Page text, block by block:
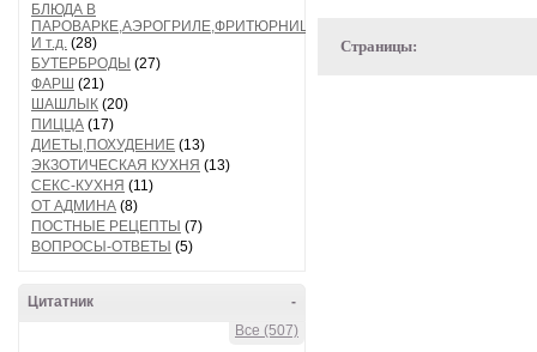
БЛЮДА В
ПАРОВАРКЕ,АЭРОГРИЛЕ,ФРИТЮРНИЦЕ
И т.д. (28)
БУТЕРБРОДЫ (27)
ФАРШ (21)
ШАШЛЫК (20)
ПИЦЦА (17)
ДИЕТЫ,ПОХУДЕНИЕ (13)
ЭКЗОТИЧЕСКАЯ КУХНЯ (13)
СЕКС-КУХНЯ (11)
ОТ АДМИНА (8)
ПОСТНЫЕ РЕЦЕПТЫ (7)
ВОПРОСЫ-ОТВЕТЫ (5)
-
Цитатник
Все (507)
Страницы: